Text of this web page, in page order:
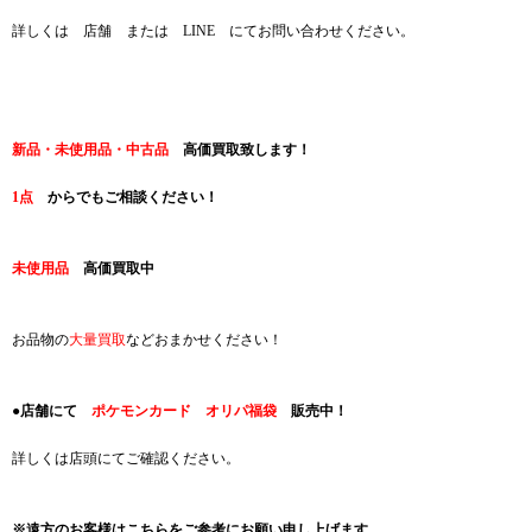
詳しくは 店舗 または LINE にてお問い合わせください。
新品・未使用品・中古品 高価買取致します！
1点 からでもご相談ください！
未使用品 高価買取中
お品物の大量買取などおまかせください！
●店舗にて ポケモンカード オリパ福袋 販売中！
詳しくは店頭にてご確認ください。